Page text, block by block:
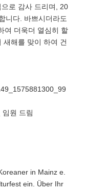
로 감사 드리며, 20
니다. 바쁘시더라도
여 더욱더 열심히 할
새해를 맞이 하여 건
드림
in Mainz e.
ein. Über Ihr